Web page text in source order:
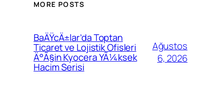
MORE POSTS
BaÄŸcÄ±lar’da Toptan
Ticaret ve Lojistik Ofisleri
Ä°Ã§in Kyocera YÃ¼ksek
Hacim Serisi
Ağustos
6, 2026